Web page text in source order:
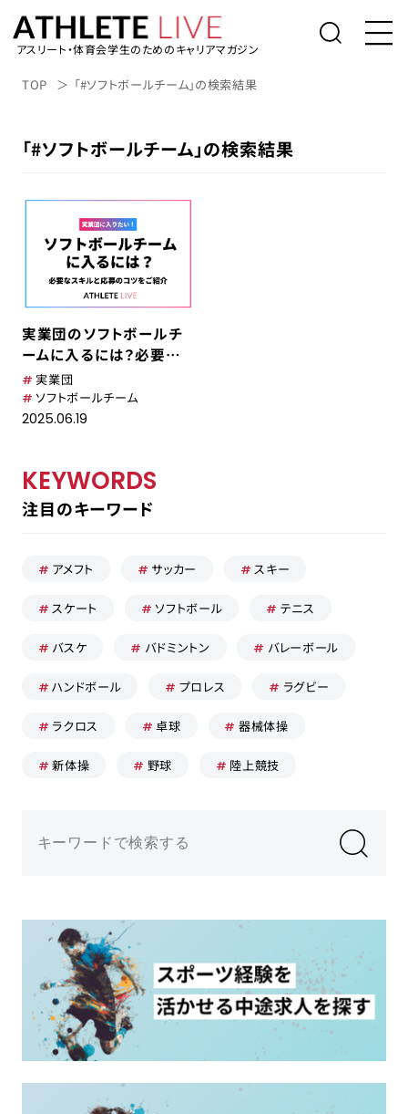
アスリート・体育会学生のためのキャリアマガジン
TOP 「#ソフトボールチーム」の検索結果
「#ソフトボールチーム」の検索結果
実業団のソフトボールチ
ームに入るには？必要な
スキルと応募のコツをご
紹介
実業団
ソフトボールチーム
2025.06.19
KEYWORDS
注目のキーワード
アメフト サッカー スキー
スケート ソフトボール テニス
バスケ バドミントン バレーボール
ハンドボール プロレス ラグビー
ラクロス 卓球 器械体操
新体操 野球 陸上競技
トップ
アスリートライブについて
アスリートのキャリアインタビュー
表彰台の降り方。
アルバイト/業務委託を探す
採用担当の方はこちら